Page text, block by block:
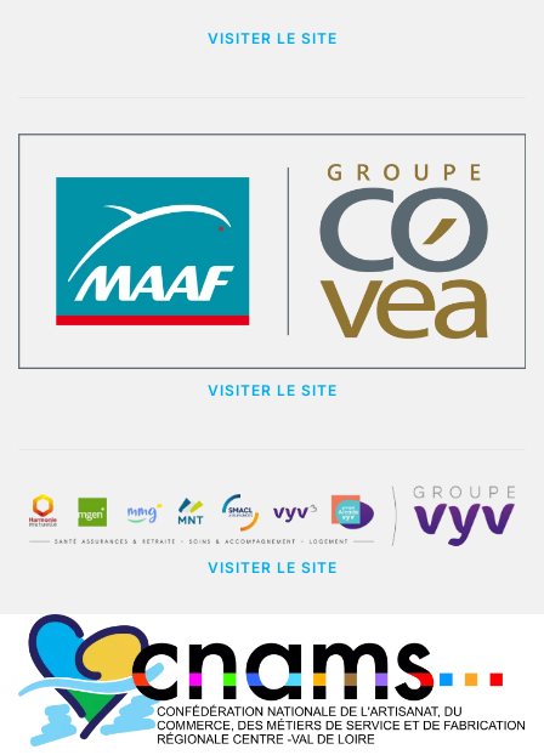
VISITER LE SITE
VISITER LE SITE
VISITER LE SITE